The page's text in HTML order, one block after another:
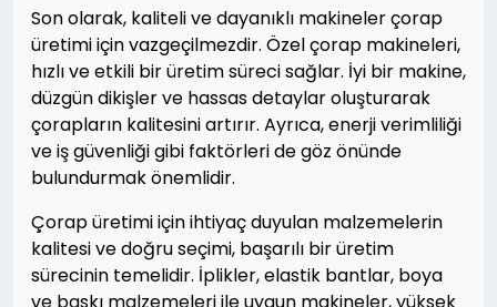
Son olarak, kaliteli ve dayanıklı makineler çorap
üretimi için vazgeçilmezdir. Özel çorap makineleri,
hızlı ve etkili bir üretim süreci sağlar. İyi bir makine,
düzgün dikişler ve hassas detaylar oluşturarak
çorapların kalitesini artırır. Ayrıca, enerji verimliliği
ve iş güvenliği gibi faktörleri de göz önünde
bulundurmak önemlidir.
Çorap üretimi için ihtiyaç duyulan malzemelerin
kalitesi ve doğru seçimi, başarılı bir üretim
sürecinin temelidir. İplikler, elastik bantlar, boya
ve baskı malzemeleri ile uygun makineler, yüksek